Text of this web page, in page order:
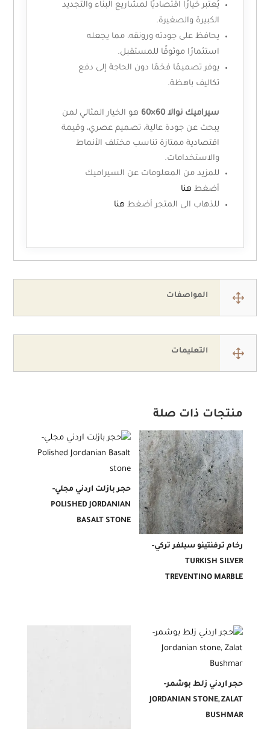
يُعتبر خيارًا اقتصاديًا لمشاريع البناء والتجديد
الكبيرة والصغيرة.
يحافظ على جودته ورونقه، مما يجعله
استثمارًا موثوقًا للمستقبل.
يوفر تصميمًا فخمًا دون الحاجة إلى دفع
تكاليف باهظة.
سيراميك نوالا 60×60
هو الخيار المثالي لمن
يبحث عن جودة عالية، تصميم عصري، وقيمة
اقتصادية ممتازة تناسب مختلف الأنماط
والاستخدامات.
للمزيد من المعلومات عن السيراميك
أضغط هنا
للذهاب الى المتجر أضغط هنا
1 المواصفات
1 التعليمات
منتجات ذات صلة
رخام ترفنتينو سيلفر تركي-
TURKISH SILVER
TREVENTINO MARBLE
حجر بازلت اردني مجلي-
POLISHED JORDANIAN
BASALT STONE
حجر اردني زلط بوشمر-
JORDANIAN STONE, ZALAT
BUSHMAR